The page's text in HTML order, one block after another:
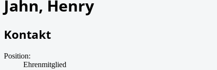
Jahn, Henry
Kontakt
Position:
Ehrenmitglied